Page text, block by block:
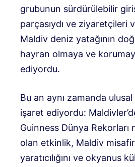
grubunun sürdürülebilir
parçasıydı ve ziyaretçileri
Maldiv deniz yatağının
hayran olmaya ve
ediyordu.
Bu an aynı zamanda
işaret ediyordu:
Guinness Dünya Rekorları
olan etkinlik, Maldiv
yaratıcılığını ve okyanus